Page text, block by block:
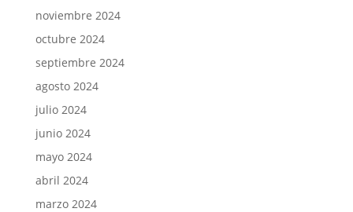
noviembre 2024
octubre 2024
septiembre 2024
agosto 2024
julio 2024
junio 2024
mayo 2024
abril 2024
marzo 2024